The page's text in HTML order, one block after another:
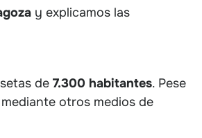
y explicamos las
de 7.300 habitantes. Pese
otros medios de